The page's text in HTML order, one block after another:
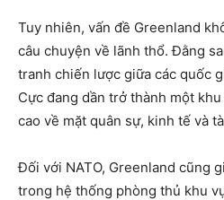
Tuy nhiên, vấn đề Greenland
câu chuyện về lãnh thổ. Đằng
tranh chiến lược giữa các quốc
Cực đang dần trở thành một
cao về mặt quân sự, kinh tế và
Đối với NATO, Greenland cũng
trong hệ thống phòng thủ khu